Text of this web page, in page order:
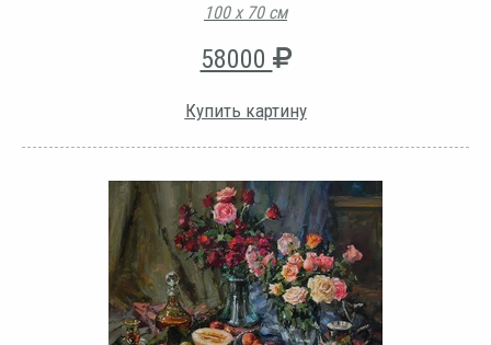
100 х 70 см
58000
Купить картину